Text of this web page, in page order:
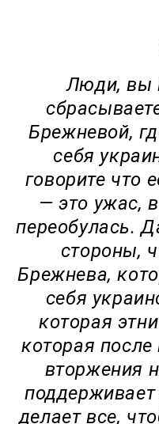
Люди, вы
Брежневой,
себя
говорите что
— это ужас,
переобулась.
стороны,
Брежнева,
себя
которая
которая
вторжения
делает все,